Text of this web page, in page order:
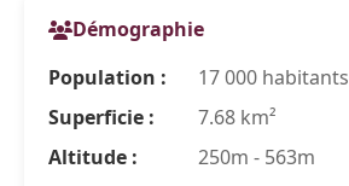
Démographie
Population :
17 000 habitants
Superficie :
7.68 km²
Altitude :
250m - 563m